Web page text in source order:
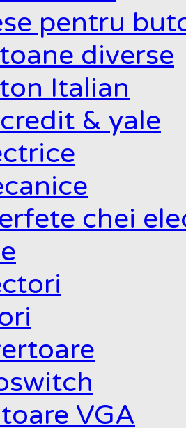
pentru
diverse
Italian
& yale
chei
VGA